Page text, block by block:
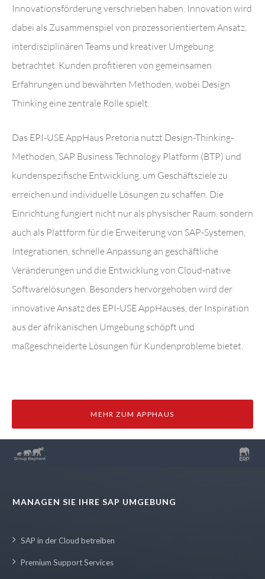
Innovationsförderung verschrieben haben. Innovation wird
dabei als Zusammenspiel von prozessorientiertem Ansatz,
interdisziplinären Teams und kreativer Umgebung
betrachtet. Kunden profitieren von gemeinsamen
Erfahrungen und bewährten Methoden, wobei Design
Thinking eine zentrale Rolle spielt.
Das EPI-USE AppHaus Pretoria nutzt Design-Thinking-
Methoden, SAP Business Technology Platform (BTP) und
kundenspezifische Entwicklung, um Geschäftsziele zu
erreichen und individuelle Lösungen zu schaffen. Die
Einrichtung fungiert nicht nur als physischer Raum, sondern
auch als Plattform für die Erweiterung von SAP-Systemen,
Integrationen, schnelle Anpassung an geschäftliche
Veränderungen und die Entwicklung von Cloud-native
Softwarelösungen. Besonders hervorgehoben wird der
innovative Ansatz des EPI-USE AppHauses, der Inspiration
aus der afrikanischen Umgebung schöpft und
maßgeschneiderte Lösungen für Kundenprobleme bietet.
MEHR ZUM APPHAUS
MANAGEN SIE IHRE SAP UMGEBUNG
SAP in der Cloud betreiben
Premium Support Services